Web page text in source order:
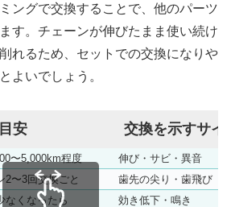
ングで交換することで、他のパーツ
す。チェーンが伸びたまま使い続け
れるため、セットでの交換になりや
よいでしょう。
安 交換を示すサイ
〜5,000km程度
伸び・サビ・異音
2〜3回交換ごと
歯先の尖り・歯飛び
なくなったら
効き低下・鳴き